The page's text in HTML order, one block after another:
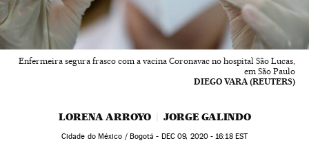
Enfermeira segura frasco com a vacina Coronavac no hospital São Lucas,
em São Paulo
DIEGO VARA (REUTERS)
LORENA ARROYO JORGE GALINDO
Cidade do México / Bogotá - DEC 09, 2020 - 16:18EST